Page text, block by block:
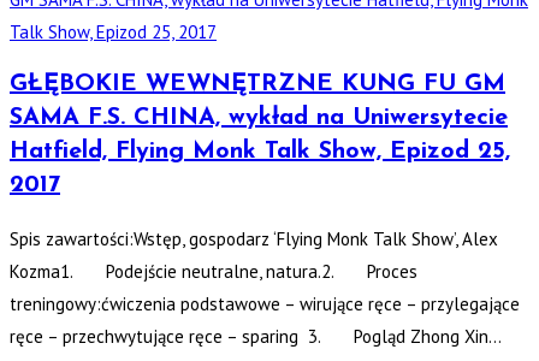
GŁĘBOKIE WEWNĘTRZNE KUNG FU GM
SAMA F.S. CHINA, wykład na Uniwersytecie
Hatfield, Flying Monk Talk Show, Epizod 25,
2017
Spis zawartości:Wstęp, gospodarz ‘Flying Monk Talk Show’, Alex
Kozma1. Podejście neutralne, natura.2. Proces
treningowy:ćwiczenia podstawowe – wirujące ręce – przylegające
ręce – przechwytujące ręce – sparing 3. Pogląd Zhong Xin…